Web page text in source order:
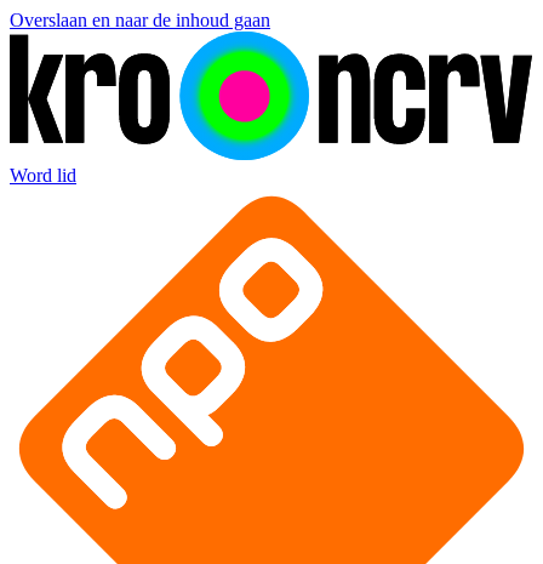
Overslaan en naar de inhoud gaan
Word lid